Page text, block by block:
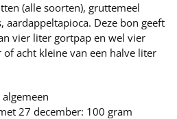
(alle soorten), gruttemeel
aardappeltapioca. Deze bon geeft
vier liter gortpap en wel vier
acht kleine van een halve liter
27 december: 100 gram